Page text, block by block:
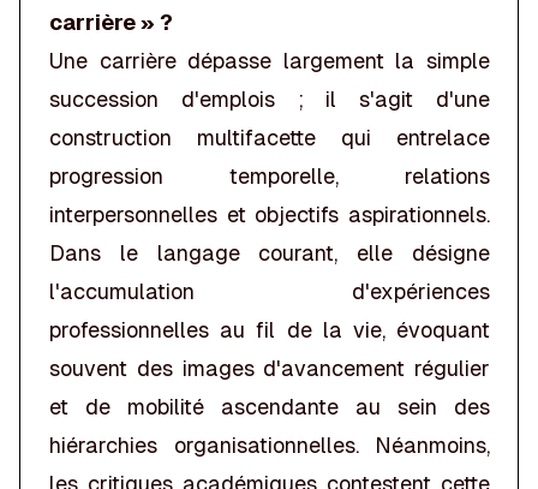
carrière » ?
Une carrière dépasse largement la simple
succession d'emplois ; il s'agit d'une
construction multifacette qui entrelace
progression temporelle, relations
interpersonnelles et objectifs aspirationnels.
Dans le langage courant, elle désigne
l'accumulation d'expériences
professionnelles au fil de la vie, évoquant
souvent des images d'avancement régulier
et de mobilité ascendante au sein des
hiérarchies organisationnelles. Néanmoins,
les critiques académiques contestent cette